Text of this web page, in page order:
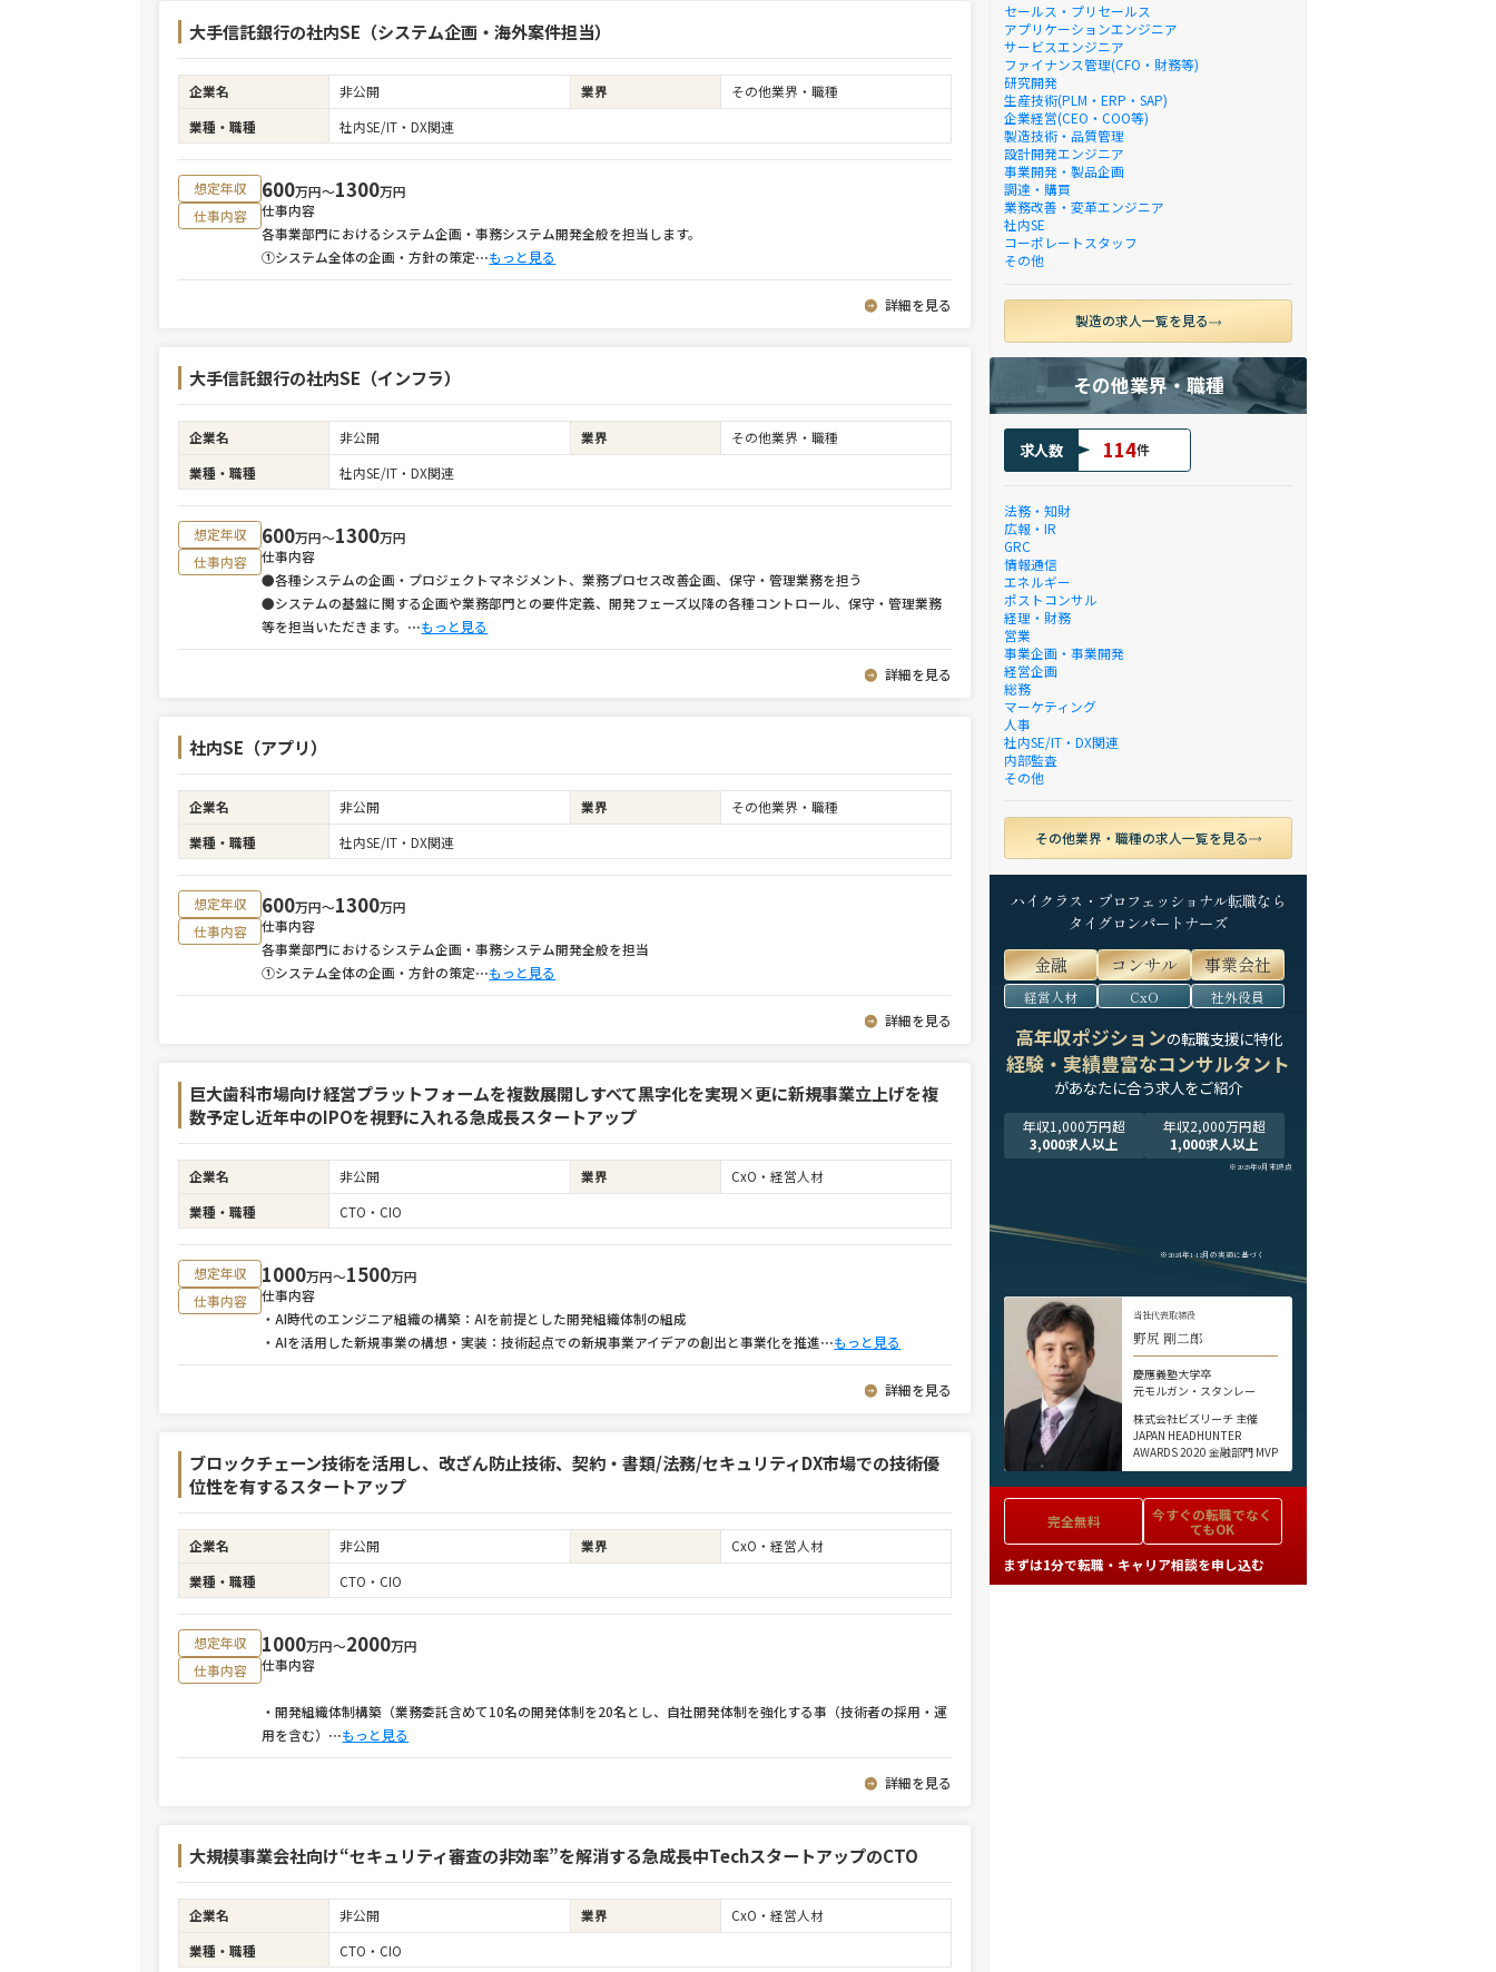
大手信託銀行の社内SE（システム企画・海外案件担当）
企業名 非公開 業界
その他業界・職種
業種・職種
社内SE/IT・DX関連
想定年収 600万円〜1300万円
仕事内容
仕事内容
各事業部門におけるシステム企画・事務システム開発全般を担当します。
①システム全体の企画・方針の策定⋯もっと見る
詳細を見る
大手信託銀行の社内SE（インフラ）
企業名 非公開 業界
その他業界・職種
業種・職種
社内SE/IT・DX関連
想定年収 600万円〜1300万円
仕事内容
仕事内容
●各種システムの企画・プロジェクトマネジメント、業務プロセス改善企画、保守・管理業務を担う
●システムの基盤に関する企画や業務部門との要件定義、開発フェーズ以降の各種コントロール、保守・管理業務
等を担当いただきます。 ⋯もっと見る
詳細を見る
社内SE（アプリ）
企業名 非公開 業界
その他業界・職種
業種・職種
社内SE/IT・DX関連
想定年収 600万円〜1300万円
仕事内容
仕事内容
各事業部門におけるシステム企画・事務システム開発全般を担当
①システム全体の企画・方針の策定⋯もっと見る
詳細を見る
巨大歯科市場向け経営プラットフォームを複数展開しすべて黒字化を実現×更に新規事業立上げを複
数予定し近年中のIPOを視野に入れる急成長スタートアップ
企業名 非公開 業界
CxO・経営人材
業種・職種
CTO・CIO
想定年収 1000万円〜1500万円
仕事内容
仕事内容
・AI時代のエンジニア組織の構築：AIを前提とした開発組織体制の組成
・AIを活用した新規事業の構想・実装：技術起点での新規事業アイデアの創出と事業化を推進⋯もっと見る
詳細を見る
ブロックチェーン技術を活用し、改ざん防止技術、契約・書類/法務/セキュリティDX市場での技術優
位性を有するスタートアップ
企業名 非公開 業界
CxO・経営人材
業種・職種
CTO・CIO
想定年収 1000万円〜2000万円
仕事内容
仕事内容
・開発組織体制構築（業務委託含めて10名の開発体制を20名とし、自社開発体制を強化する事（技術者の採用・運
用を含む） ⋯もっと見る
詳細を見る
大規模事業会社向け“セキュリティ審査の非効率”を解消する急成長中TechスタートアップのCTO
企業名 非公開 業界
CxO・経営人材
業種・職種
CTO・CIO
セールス・プリセールス
アプリケーションエンジニア
サービスエンジニア
ファイナンス管理(CFO・財務等)
研究開発
生産技術(PLM・ERP・SAP)
企業経営(CEO・COO等)
製造技術・品質管理
設計開発エンジニア
事業開発・製品企画
調達・購買
業務改善・変革エンジニア
社内SE
コーポレートスタッフ
その他
製造の求人一覧を見る
その他業界・職種
求人数 114件
法務・知財
広報・IR
GRC
情報通信
エネルギー
ポストコンサル
経理・財務
営業
事業企画・事業開発
経営企画
総務
マーケティング
人事
社内SE/IT・DX関連
内部監査
その他
その他業界・職種の求人一覧を見る
ハイクラス・プロフェッショナル転職なら
タイグロンパートナーズ
金融 コンサル 事業会社
経営人材 CxO 社外役員
高年収ポジションの転職支援に特化
経験・実績豊富なコンサルタント
があなたに合う求人をご紹介
年収1,000万円超
3,000求人以上
年収2,000万円超
1,000求人以上
※2025年9月末時点
※2024年1-12月の実績に基づく
当社代表取締役
野尻 剛二郎
慶應義塾大学卒
元モルガン・スタンレー
株式会社ビズリーチ 主催
JAPAN HEADHUNTER
AWARDS 2020 金融部門 MVP
完全無料 今すぐの転職でなく
てもOK
まずは1分で転職・キャリア相談を申し込む